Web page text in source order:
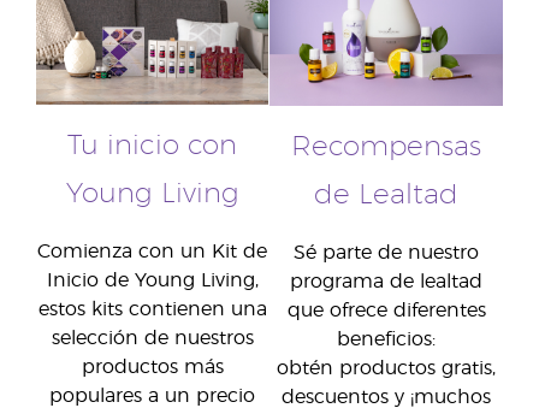
Tu inicio con
Young Living
Comienza con un Kit de
Inicio de Young Living,
estos kits contienen una
selección de nuestros
productos más
populares a un precio
Recompensas
de Lealtad
Sé parte de nuestro
programa de lealtad
que ofrece diferentes
beneficios:
obtén productos gratis,
descuentos y ¡muchos